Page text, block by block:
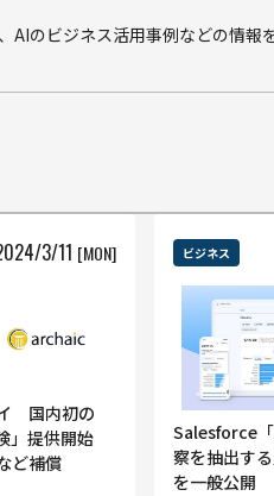
AIのビジネス活用事例などの情報
/3/11 [MON]
国内初の
」提供開始
ど補償
ビジネス
Salesforce
察を抽出す
を一般公開